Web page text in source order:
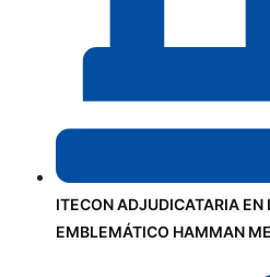
ITECON ADJUDICATARIA
EMBLEMÁTICO HAMMAN